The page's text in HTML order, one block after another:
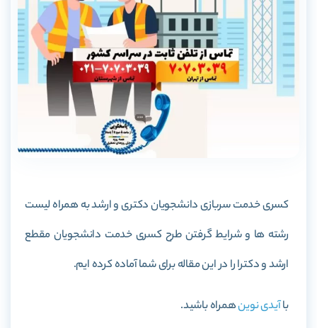
کسری خدمت سربازی دانشجویان دکتری و ارشد به همراه لیست
رشته ها و شرایط گرفتن طرح کسری خدمت دانشجویان مقطع
ارشد و دکترا را در این مقاله برای شما آماده کرده ایم.
باآیدی نوینهمراه باشید.